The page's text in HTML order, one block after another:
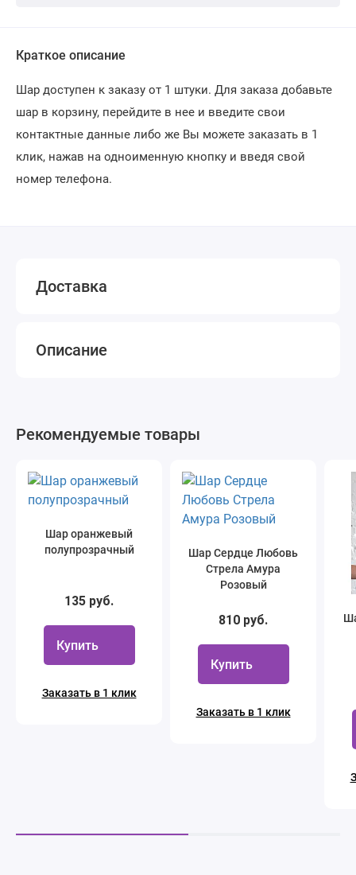
Краткое описание
Шар доступен к заказу от 1 штуки. Для заказа добавьте
шар в корзину, перейдите в нее и введите свои
контактные данные либо же Вы можете заказать в 1
клик, нажав на одноименную кнопку и введя свой
номер телефона.
Доставка
Описание
Рекомендуемые товары
Шар оранжевый
полупрозрачный
135 руб.
Купить
Заказать в 1 клик
Шар Сердце Любовь
Стрела Амура
Розовый
810 руб.
Купить
Заказать в 1 клик